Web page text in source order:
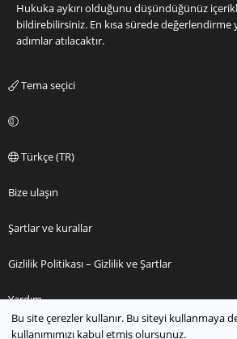
Hukuka aykırı olduğunu düşündüğünüz
bildirebilirsiniz. En kısa sürede değerlendirme
adımlar atılacaktır.
Tema seçici
Türkçe (TR)
Bize ulaşın
Şartlar ve kurallar
Gizlilik Politikası – Gizlilik ve Şartlar
Yardım
Ana sayfa
Bu site çerezler kullanır. Bu siteyi kullanmaya
kullanımımızı kabul etmiş olursunuz.